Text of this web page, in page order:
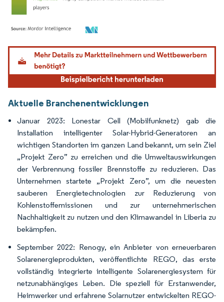
Bild © Mordor Intelligence. Wiederverwendung erfordert Namensnennung gemäß
Aktuelle Branchenentwicklungen
Januar 2023: Lonestar Cell (Mobilfunknetz) gab die
Installation intelligenter Solar-Hybrid-Generatoren an
wichtigen Standorten im ganzen Land bekannt, um sein Ziel
„Projekt Zero” zu erreichen und die Umweltauswirkungen
der Verbrennung fossiler Brennstoffe zu reduzieren. Das
Unternehmen startete „Projekt Zero”, um die neuesten
sauberen Energietechnologien zur Reduzierung von
Kohlenstoffemissionen und zur unternehmerischen
Nachhaltigkeit zu nutzen und den Klimawandel in Liberia zu
bekämpfen.
September 2022: Renogy, ein Anbieter von erneuerbaren
Solarenergieprodukten, veröffentlichte REGO, das erste
vollständig integrierte intelligente Solarenergiesystem für
netzunabhängiges Leben. Die speziell für Erstanwender,
Heimwerker und erfahrene Solarnutzer entwickelten REGO-